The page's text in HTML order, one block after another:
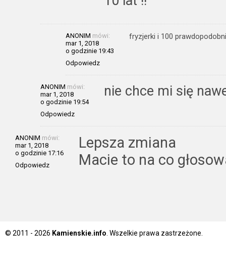
ANONIM mówi:
mar 1, 2018
o godzinie 19:43
Odpowiedz
fryzjerki i 100
ANONIM mówi:
mar 1, 2018
o godzinie 19:54
Odpowiedz
nie chce mi się
ANONIM mówi:
mar 1, 2018
o godzinie 17:16
Odpowiedz
Lepsza zmiana
Macie to na co
© 2011 - 2026 Kamienskie.info. Wszelkie prawa zastrzeżone.